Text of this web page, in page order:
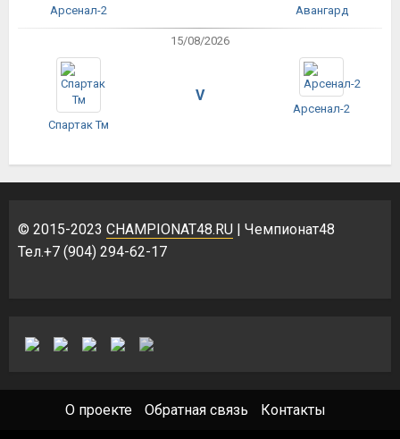
Арсенал-2 Авангард
15/08/2026
Спартак Тм
V
Арсенал-2
© 2015-2023 CHAMPIONAT48.RU | Чемпионат48
Тел.+7 (904) 294-62-17
О проекте Обратная связь Контакты